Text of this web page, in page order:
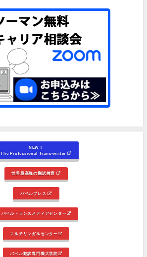
NEW！
The Professional Trans-writer
世界最高峰の翻訳教育
バベルプレス
バベルトランスメディアセンター
マルチリンガルセンター
バベル翻訳専門職大学院